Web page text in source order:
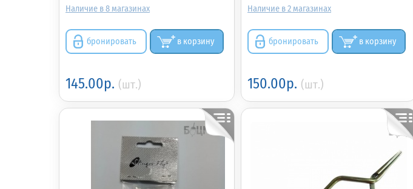
8
бронировать в корзину
145.00р. (шт.)
2
бронировать в корзину
150.00р. (шт.)